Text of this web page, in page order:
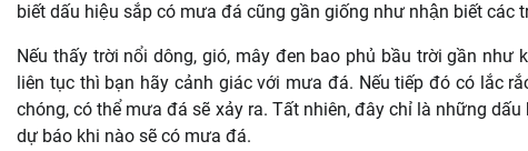
biết dấu hiệu sắp có mưa đá cũng gần giống như nhận biết các
Nếu thấy trời nổi dông, gió, mây đen bao phủ bầu trời gần như
liên tục thì bạn hãy cảnh giác với mưa đá. Nếu tiếp đó có lắc
chóng, có thể mưa đá sẽ xảy ra. Tất nhiên, đây chỉ là những
dự báo khi nào sẽ có mưa đá.